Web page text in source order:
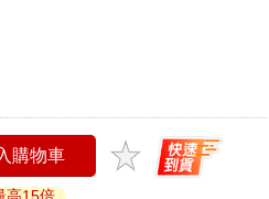
購物車
高15倍